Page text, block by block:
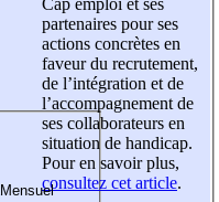
partenaires pour ses
actions concrètes en
faveur du recrutement,
de l’intégration et de
l’accompagnement de
ses collaborateurs en
situation de handicap.
Pour en savoir plus,
consultez cet article.